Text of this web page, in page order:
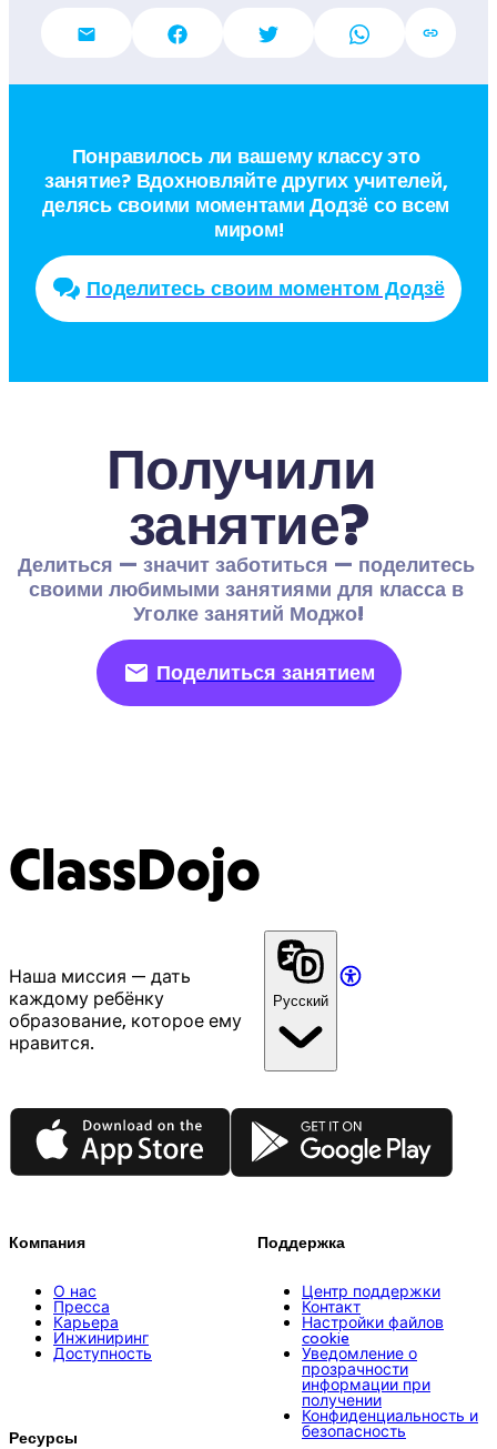
Понравилось ли вашему классу это
занятие? Вдохновляйте других учителей,
делясь своими моментами Додзё со всем
миром!
Поделитесь своим моментом Додзё
Получили
занятие?
Делиться — значит заботиться — поделитесь
своими любимыми занятиями для класса в
Уголке занятий Моджо!
Поделиться занятием
ClassDojo
Наша миссия — дать
каждому ребёнку
образование, которое ему
нравится.
Русский
App Store Google Play
Компания
О нас
Пресса
Карьера
Инжиниринг
Доступность
Ресурсы
Поддержка
Центр поддержки
Контакт
Настройки файлов
cookie
Уведомление о
прозрачности
информации при
получении
Конфиденциальность и
безопасность